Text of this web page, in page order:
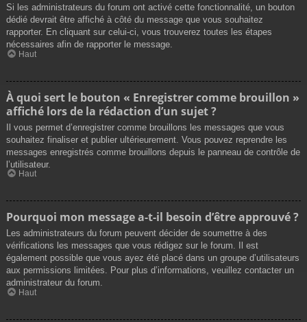
Si les administrateurs du forum ont activé cette fonctionnalité, un bouton
dédié devrait être affiché à côté du message que vous souhaitez
rapporter. En cliquant sur celui-ci, vous trouverez toutes les étapes
nécessaires afin de rapporter le message.
Haut
À quoi sert le bouton « Enregistrer comme brouillon »
affiché lors de la rédaction d’un sujet ?
Il vous permet d’enregistrer comme brouillons les messages que vous
souhaitez finaliser et publier ultérieurement. Vous pouvez reprendre les
messages enregistrés comme brouillons depuis le panneau de contrôle de
l’utilisateur.
Haut
Pourquoi mon message a-t-il besoin d’être approuvé ?
Les administrateurs du forum peuvent décider de soumettre à des
vérifications les messages que vous rédigez sur le forum. Il est
également possible que vous ayez été placé dans un groupe d’utilisateurs
aux permissions limitées. Pour plus d’informations, veuillez contacter un
administrateur du forum.
Haut